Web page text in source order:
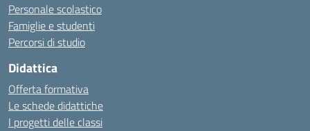
Personale scolastico
Famiglie e studenti
Percorsi di studio
Didattica
Offerta formativa
Le schede didattiche
I progetti delle classi